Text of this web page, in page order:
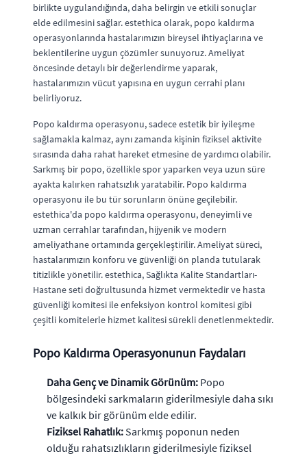
birlikte uygulandığında, daha belirgin ve etkili sonuçlar
elde edilmesini sağlar. estethica olarak, popo kaldırma
operasyonlarında hastalarımızın bireysel ihtiyaçlarına ve
beklentilerine uygun çözümler sunuyoruz. Ameliyat
öncesinde detaylı bir değerlendirme yaparak,
hastalarımızın vücut yapısına en uygun cerrahi planı
belirliyoruz.
Popo kaldırma operasyonu, sadece estetik bir iyileşme
sağlamakla kalmaz, aynı zamanda kişinin fiziksel aktivite
sırasında daha rahat hareket etmesine de yardımcı olabilir.
Sarkmış bir popo, özellikle spor yaparken veya uzun süre
ayakta kalırken rahatsızlık yaratabilir. Popo kaldırma
operasyonu ile bu tür sorunların önüne geçilebilir.
estethica'da popo kaldırma operasyonu, deneyimli ve
uzman cerrahlar tarafından, hijyenik ve modern
ameliyathane ortamında gerçekleştirilir. Ameliyat süreci,
hastalarımızın konforu ve güvenliği ön planda tutularak
titizlikle yönetilir. estethica, Sağlıkta Kalite Standartları-
Hastane seti doğrultusunda hizmet vermektedir ve hasta
güvenliği komitesi ile enfeksiyon kontrol komitesi gibi
çeşitli komitelerle hizmet kalitesi sürekli denetlenmektedir.
Popo Kaldırma Operasyonunun Faydaları
Daha Genç ve Dinamik Görünüm: Popo
bölgesindeki sarkmaların giderilmesiyle daha sıkı
ve kalkık bir görünüm elde edilir.
Fiziksel Rahatlık: Sarkmış poponun neden
olduğu rahatsızlıkların giderilmesiyle fiziksel